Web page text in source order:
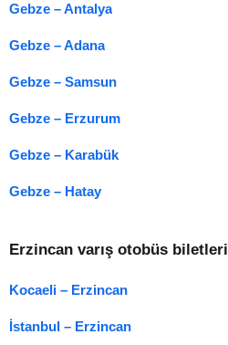
Gebze – Antalya
Gebze – Adana
Gebze – Samsun
Gebze – Erzurum
Gebze – Karabük
Gebze – Hatay
Erzincan varış otobüs biletleri
Kocaeli – Erzincan
İstanbul – Erzincan